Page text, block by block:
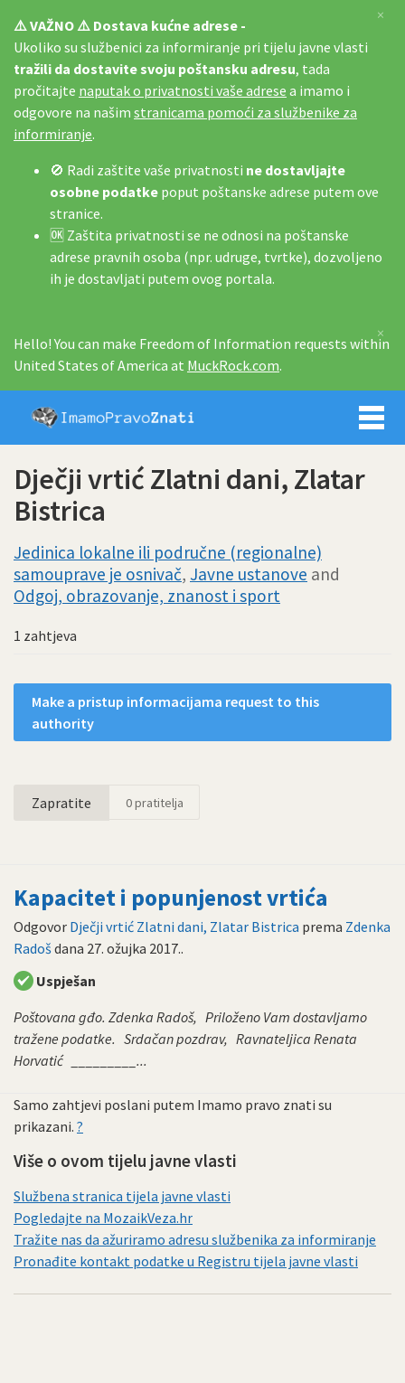
⚠️ VAŽNO ⚠️ Dostava kućne adrese -
Ukoliko su službenici za informiranje pri tijelu javne vlasti
tražili da dostavite svoju poštansku adresu, tada
pročitajte naputak o privatnosti vaše adrese a imamo i
odgovore na našim stranicama pomoći za službenike za
informiranje.
🚫 Radi zaštite vaše privatnosti ne dostavljajte
osobne podatke poput poštanske adrese putem ove
stranice.
🆗 Zaštita privatnosti se ne odnosi na poštanske
adrese pravnih osoba (npr. udruge, tvrtke), dozvoljeno
ih je dostavljati putem ovog portala.
×
Hello! You can make Freedom of Information requests within
United States of America at MuckRock.com.
×
Imamo
Dječji vrtić Zlatni dani, Zlatar
Bistrica
Jedinica lokalne ili područne (regionalne)
samouprave je osnivač, Javne ustanove and
Odgoj, obrazovanje, znanost i sport
1 zahtjeva
Make a pristup informacijama request to this
authority
Zapratite 0pratitelja
Kapacitet i popunjenost vrtića
Odgovor Dječji vrtić Zlatni dani, Zlatar Bistrica prema Zdenka
Radošdana 27. ožujka 2017..
Uspješan
Poštovana gđo. Zdenka Radoš, Priloženo Vam dostavljamo
tražene podatke. Srdačan pozdrav, Ravnateljica Renata
Horvatić _________...
Samo zahtjevi poslani putem Imamo pravo znati su
prikazani. ?
Više o ovom tijelu javne vlasti
Službena stranica tijela javne vlasti
Pogledajte na MozaikVeza.hr
Tražite nas da ažuriramo adresu službenika za informiranje
Pronađite kontakt podatke u Registru tijela javne vlasti